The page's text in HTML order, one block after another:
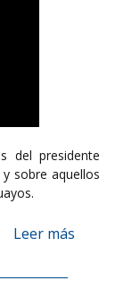
del presidente
sobre aquellos
Leer más